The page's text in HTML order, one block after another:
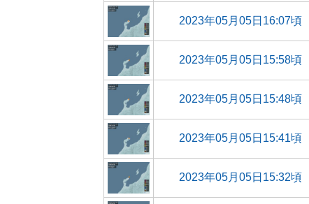
2023年05月05日16:07頃
2023年05月05日15:58頃
2023年05月05日15:48頃
2023年05月05日15:41頃
2023年05月05日15:32頃